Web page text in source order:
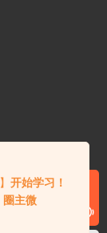
】开始学习！
圈主微